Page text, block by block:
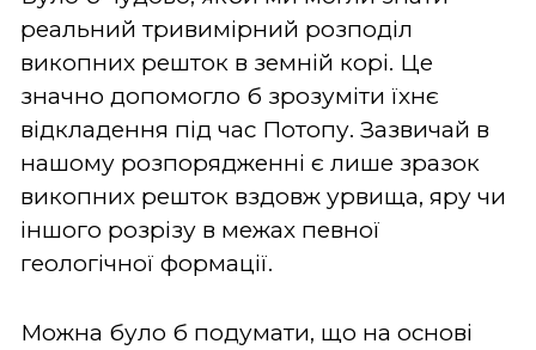
реальний тривимірний розподіл
викопних решток в земній корі. Це
значно допомогло б зрозуміти їхнє
відкладення під час Потопу. Зазвичай в
нашому розпорядженні є лише зразок
викопних решток вздовж урвища, яру чи
іншого розрізу в межах певної
геологічної формації.
Можна було б подумати, що на основі